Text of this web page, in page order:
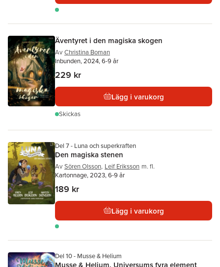
Äventyret i den magiska skogen
Av Christina Boman
Inbunden, 2024, 6-9 år
229 kr
Lägg i varukorg
Skickas
Del 7 - Luna och superkraften
Den magiska stenen
Av Sören Olsson, Leif Eriksson m. fl.
Kartonnage, 2023, 6-9 år
189 kr
Lägg i varukorg
Del 10 - Musse & Helium
Musse & Helium. Universums fyra element